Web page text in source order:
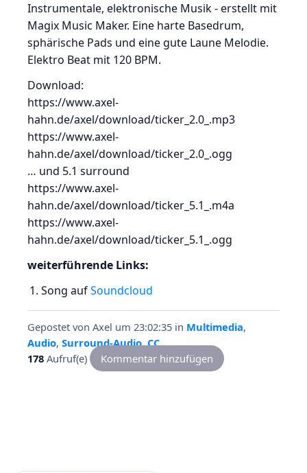
Instrumentale, elektronische Musik - erstellt mit
Magix Music Maker. Eine harte Basedrum,
sphärische Pads und eine gute Laune Melodie.
Elektro Beat mit 120 BPM.
Download:
https://www.axel-
hahn.de/axel/download/ticker_2.0_.mp3
https://www.axel-
hahn.de/axel/download/ticker_2.0_.ogg
… und 5.1 surround
https://www.axel-
hahn.de/axel/download/ticker_5.1_.m4a
https://www.axel-
hahn.de/axel/download/ticker_5.1_.ogg
weiterführende Links:
Song aufSoundcloud
Gepostet von Axel um 23:02:35 in Multimedia,
Audio, Surround-Audio,CC
178 Aufruf(e) Kommentar hinzufügen